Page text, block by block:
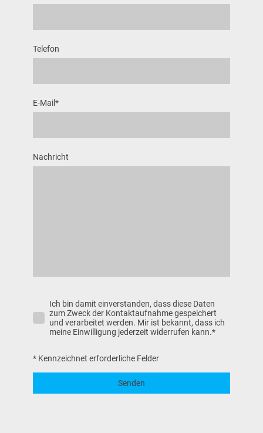
Telefon
E-Mail*
Nachricht
Ich bin damit einverstanden, dass diese Daten
zum Zweck der Kontaktaufnahme gespeichert
und verarbeitet werden. Mir ist bekannt, dass ich
meine Einwilligung jederzeit widerrufen kann.*
* Kennzeichnet erforderliche Felder
Senden